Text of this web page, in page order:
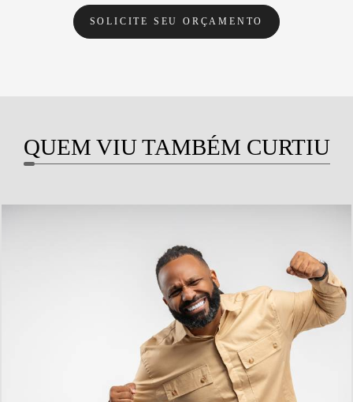
SOLICITE SEU ORÇAMENTO
QUEM VIU TAMBÉM CURTIU